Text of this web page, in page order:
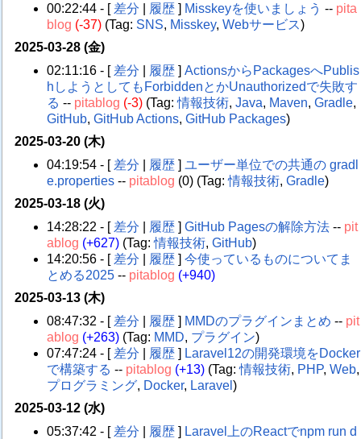
00:22:44 - [ 差分 履歴 ] Misskeyを使いましょう -- pita
blog (-37) (Tag: SNS, Misskey,Webサービス)
2025-03-28 (金)
02:11:16 - [ 差分 履歴 ]ActionsからPackagesへPublis
hしようとしてもForbiddenとかUnauthorizedで失敗す
る -- pitablog (-3) (Tag:情報技術,Java, Maven,Gradle,
GitHub,GitHub Actions,GitHub Packages)
2025-03-20 (木)
04:19:54 - [ 差分 履歴 ]ユーザー単位での共通の gradl
e.properties -- pitablog (0) (Tag:情報技術,Gradle)
2025-03-18 (火)
14:28:22 - [ 差分 履歴 ]GitHub Pagesの解除方法 -- pit
ablog (+627) (Tag:情報技術,GitHub)
14:20:56 - [ 差分 履歴 ]今使っているものについてま
とめる2025 -- pitablog (+940)
2025-03-13 (木)
08:47:32 - [ 差分 履歴 ] MMDのプラグインまとめ -- pit
ablog (+263) (Tag: MMD, プラグイン)
07:47:24 - [ 差分 履歴 ] Laravel12の開発環境をDocker
で構築する -- pitablog (+13) (Tag:情報技術, PHP,Web,
プログラミング, Docker, Laravel)
2025-03-12 (水)
05:37:42 - [ 差分 履歴 ] Laravel上のReactでnpm run d